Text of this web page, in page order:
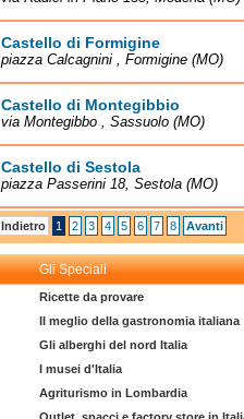
Castello di Formigine
piazza Calcagnini , Formigine (MO)
Castello di Montegibbio
via Montegibbo , Sassuolo (MO)
Castello di Sestola
piazza Passerini 18, Sestola (MO)
Indietro 1 2 3 4 5 6 7 8 Avanti
Gli Speciali
Ricette da provare
Il meglio della gastronomia italiana
Gli alberghi del nord Italia
I musei d'Italia
Agriturismo in Lombardia